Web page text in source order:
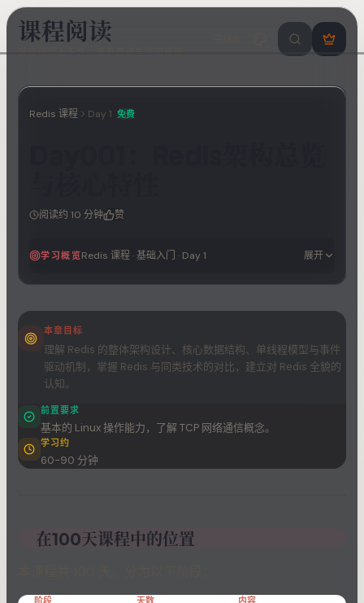
课程阅读
搜索课程 /
登
Redis 课程 Day 1 免费
阅读约 10 分钟 赞
学习概览Redis 课程 ·基础入门 · Day1 展开
本章目标
理解 Redis 的整体架构设计、核心数据结构、单线程模型与事件
驱动机制，掌握 Redis 与同类技术的对比，建立对 Redis 全貌的
认知。
前置要求
基本的 Linux 操作能力，了解 TCP 网络通信概念。
学习约
60-90 分钟
在100天课程中的位置